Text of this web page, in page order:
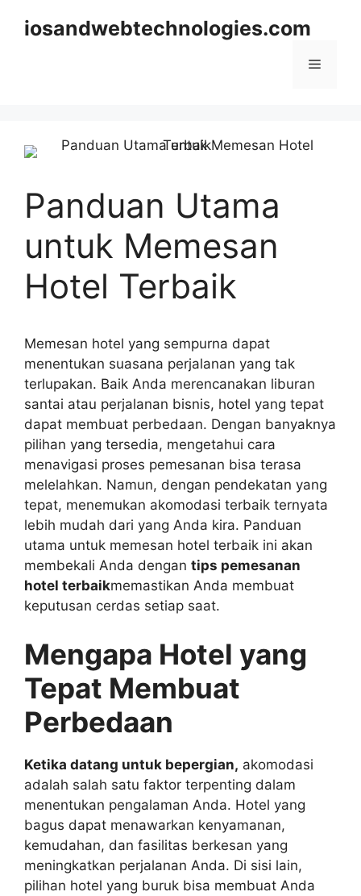
iosandwebtechnologies.com
Menu
Panduan Utama
untuk Memesan
Hotel Terbaik
Memesan hotel yang sempurna dapat
menentukan suasana perjalanan yang tak
terlupakan. Baik Anda merencanakan liburan
santai atau perjalanan bisnis, hotel yang tepat
dapat membuat perbedaan. Dengan banyaknya
pilihan yang tersedia, mengetahui cara
menavigasi proses pemesanan bisa terasa
melelahkan. Namun, dengan pendekatan yang
tepat, menemukan akomodasi terbaik ternyata
lebih mudah dari yang Anda kira. Panduan
utama untuk memesan hotel terbaik ini akan
membekali Anda dengan tips pemesanan
hotel terbaikmemastikan Anda membuat
keputusan cerdas setiap saat.
Mengapa Hotel yang
Tepat Membuat
Perbedaan
Ketika datang untuk bepergian, akomodasi
adalah salah satu faktor terpenting dalam
menentukan pengalaman Anda. Hotel yang
bagus dapat menawarkan kenyamanan,
kemudahan, dan fasilitas berkesan yang
meningkatkan perjalanan Anda. Di sisi lain,
pilihan hotel yang buruk bisa membuat Anda